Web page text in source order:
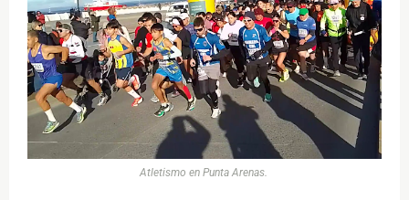
Atletismo en Punta Arenas.